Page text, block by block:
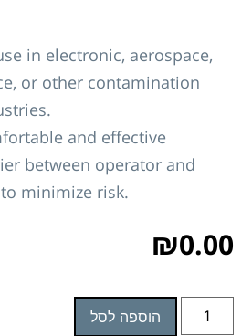
in electronic, aerospace,
or other contamination
and effective
between operator and
minimize risk.
₪0.00
הוספה לסל